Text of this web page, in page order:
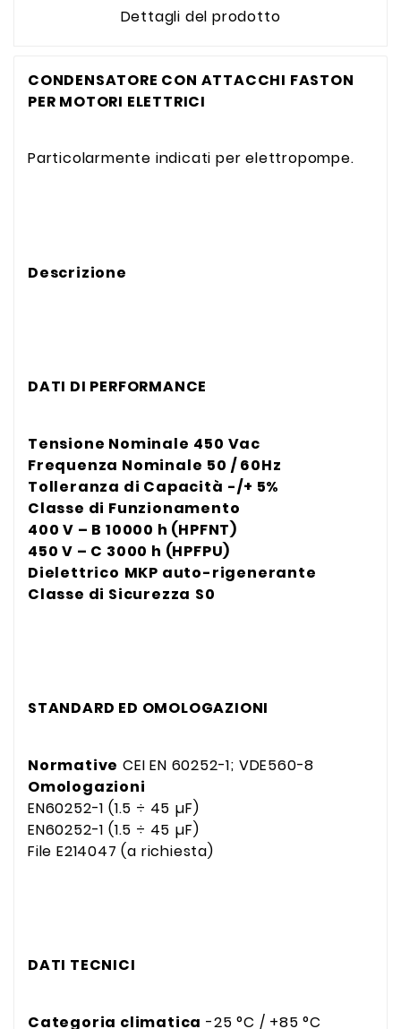
Dettagli del prodotto
CONDENSATORE CON ATTACCHI FASTON
PER MOTORI ELETTRICI
Particolarmente indicati per elettropompe.
Descrizione
DATI DI PERFORMANCE
Tensione Nominale 450 Vac
Frequenza Nominale 50 / 60Hz
Tolleranza di Capacità -/+ 5%
Classe di Funzionamento
400 V – B 10000 h (HPFNT)
450 V – C 3000 h (HPFPU)
Dielettrico MKP auto-rigenerante
Classe di Sicurezza S0
STANDARD ED OMOLOGAZIONI
Normative CEI EN 60252-1; VDE560-8
Omologazioni
EN60252-1 (1.5 ÷ 45 µF)
EN60252-1 (1.5 ÷ 45 µF)
File E214047 (a richiesta)
DATI TECNICI
Categoria climatica -25 °C / +85 °C